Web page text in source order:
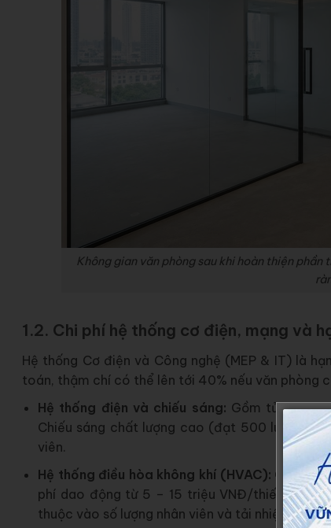
Không gian văn phòng sau khi hoàn thiện
1.2. Chi phí hệ thống cơ điện, mạng và
Hệ thống Cơ điện và Công nghệ (MEP & IT) là
toán, thậm chí có thể lên tới 40% nếu văn phòng
Hệ thống điện và chiếu sáng: Gồm tủ điện,
Chiếu sáng chất lượng cao (đạt 500 lux tại
viên.
Hệ thống điều hòa không khí (HVAC): Có ba
phí dao động từ 5 – 15 triệu VNĐ/thiết bị.
thuộc vào số lượng nhân viên và tải nhiệt.